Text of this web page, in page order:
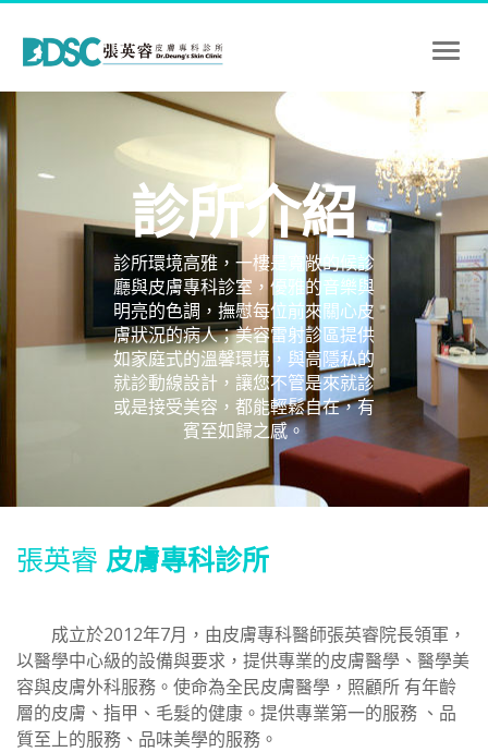
Toggle
診所介紹
診所環境高雅，一樓是寬敞的候診
廳與皮膚專科診室，優雅的音樂與
明亮的色調，撫慰每位前來關心皮
膚狀況的病人；美容雷射診區提供
如家庭式的溫馨環境，與高隱私的
就診動線設計，讓您不管是來就診
或是接受美容，都能輕鬆自在，有
賓至如歸之感。
張英睿 皮膚專科診所
成立於2012年7月，由皮膚專科醫師張英睿院長領軍，
以醫學中心級的設備與要求，提供專業的皮膚醫學、醫學美
容與皮膚外科服務。使命為全民皮膚醫學，照顧所 有年齡
層的皮膚、指甲、毛髮的健康。提供專業第一的服務 、品
質至上的服務、品味美學的服務。